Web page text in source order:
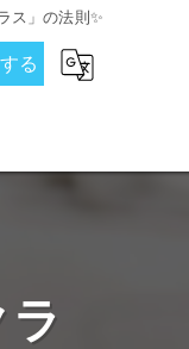
ス」の法則✨
る